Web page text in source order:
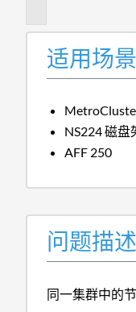
适用场景
NS224磁盘
AFF 250
问题描述
同一集群中的